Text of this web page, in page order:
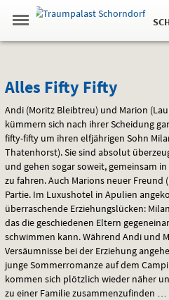
Springe
zum
,zum
.
Navigation
Gehe
zur
Standortauswahl
Hinweis
Alles
Fifty
Fifty
Alles Fifty Fifty
Andi (Moritz Bleibtreu) und Marion
kümmern sich nach ihrer Scheidung
fifty-fifty um ihren elfjährigen Sohn
Thatenhorst). Sie sind absolut
und gehen sogar soweit, gemeinsam
zu fahren. Auch Marions neuer Freund
Partie. Im Luxushotel in Apulien
überraschende Erziehungslücken:
das die geschiedenen Eltern
schwimmen kann. Während Andi und
Versäumnisse bei der Erziehung
junge Sommerromanze auf dem
kommen sich plötzlich wieder näher
zu einer Familie zusammenzufinden …